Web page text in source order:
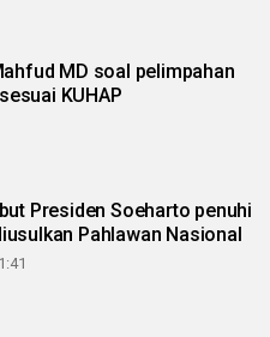
MD soal pelimpahan
KUHAP
Presiden Soeharto penuhi
Pahlawan Nasional